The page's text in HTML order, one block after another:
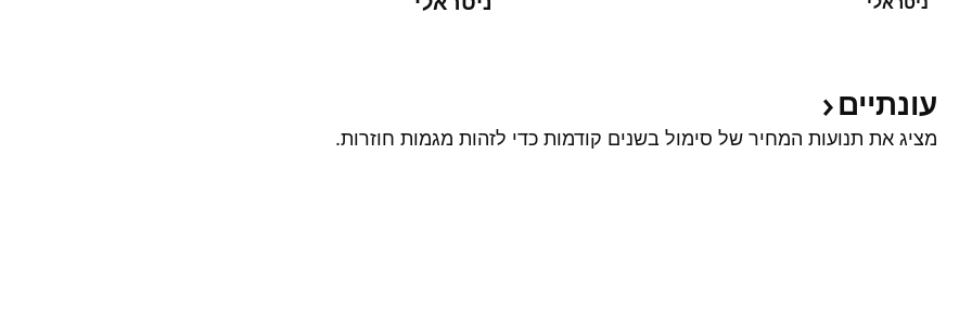
עונתיים
מציג את תנועות המחיר של סימול בשנים קודמות כדי לזהות מגמות חוזרות.